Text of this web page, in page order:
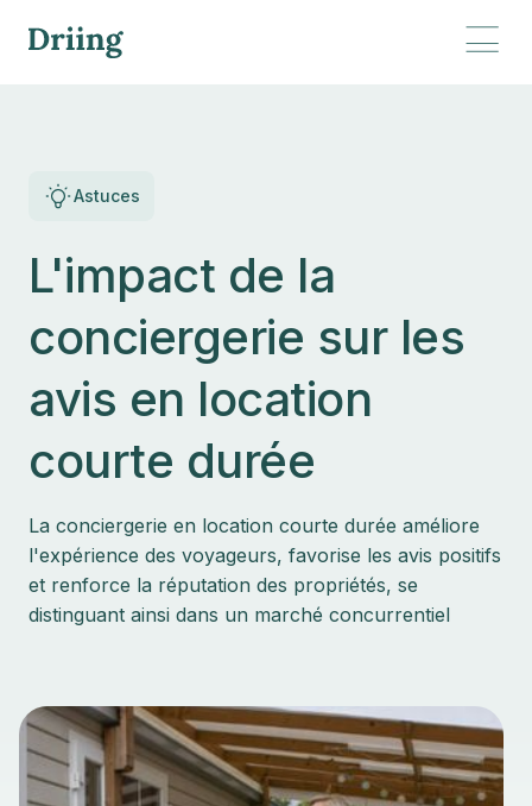
Astuces
L'impact de la
conciergerie sur les
avis en location
courte durée
La conciergerie en location courte durée améliore
l'expérience des voyageurs, favorise les avis positifs
et renforce la réputation des propriétés, se
distinguant ainsi dans un marché concurrentiel